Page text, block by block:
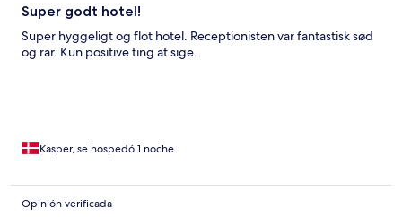
Super godt hotel!
Super hyggeligt og flot hotel. Receptionisten var fantastisk sød
og rar. Kun positive ting at sige.
Kasper, se hospedó 1 noche
Opinión verificada